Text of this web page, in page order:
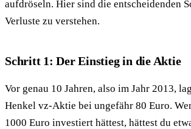
aufdröseln. Hier sind die entscheidenden
Verluste zu verstehen.
Schritt 1: Der Einstieg in die Aktie
Vor genau 10 Jahren, also im Jahr 2013,
Henkel vz-Aktie bei ungefähr 80 Euro.
1000 Euro investiert hättest, hättest du